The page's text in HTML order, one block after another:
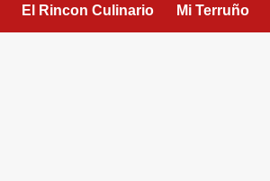
El Rincon Culinario Mi Terruño